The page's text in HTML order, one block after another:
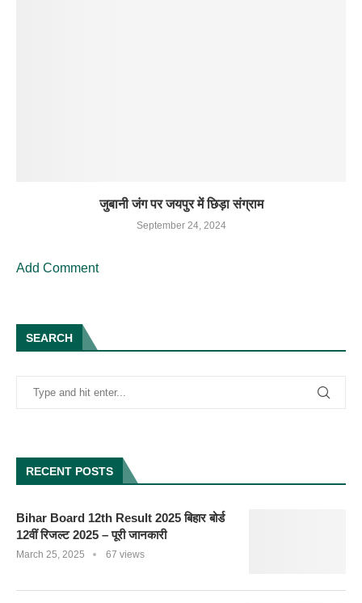
जुबानी जंग पर जयपुर में छिड़ा संग्राम
September 24, 2024
Add Comment
SEARCH
RECENT POSTS
Bihar Board 12th Result 2025 बिहार बोर्ड
12वीं रिजल्ट 2025 – पूरी जानकारी
March 25, 2025 67 views